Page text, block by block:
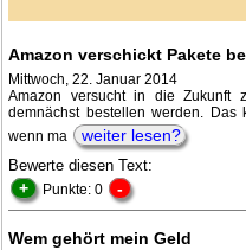
Amazon verschickt Pakete
Mittwoch, 22. Januar 2014
Amazon versucht in die Zukunft
demnächst bestellen werden.
wenn ma
weiter lesen?
Bewerte diesen Text:
+ Punkte: 0 -
Wem gehört mein Geld